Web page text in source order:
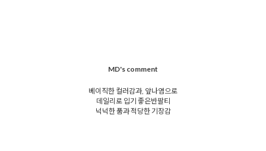
MD's comment
베이직한 컬러감과, 앞나염으로
데일리로 입기 좋은반팔티
넉넉한 품과 적당한 기장감